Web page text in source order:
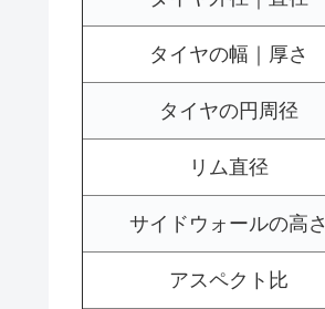
タイヤの幅｜厚さ
タイヤの円周径
リム直径
サイドウォールの高さ
アスペクト比